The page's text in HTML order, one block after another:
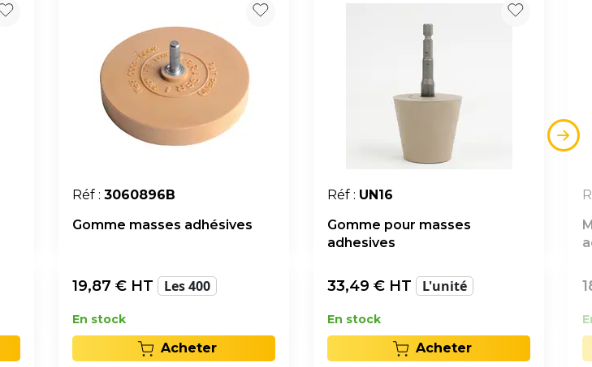
Réf : 3060896B
Gomme masses adhésives
19,87 € HT Les 400
En stock
Acheter
Réf : UN16
Gomme pour masses
adhesives
33,49 € HT L'unité
En stock
Acheter